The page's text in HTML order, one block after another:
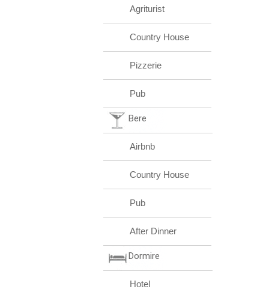
Agriturist
Country House
Pizzerie
Pub
Bere
Airbnb
Country House
Pub
After Dinner
Dormire
Hotel